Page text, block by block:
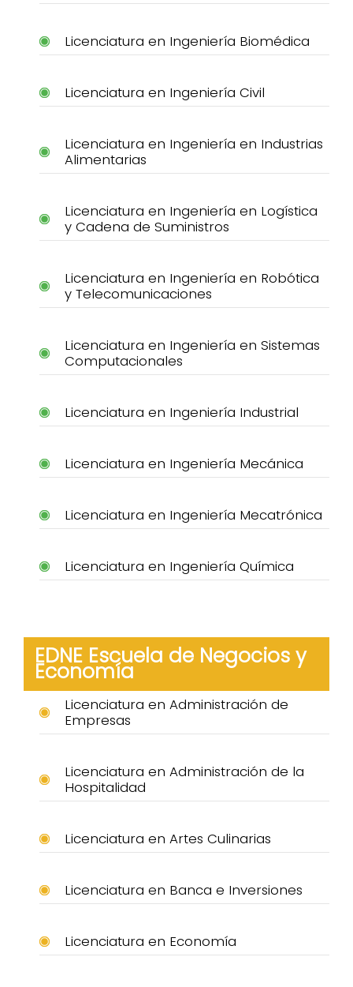
Licenciatura en Ingeniería Biomédica
Licenciatura en Ingeniería Civil
Licenciatura en Ingeniería en Industrias
Alimentarias
Licenciatura en Ingeniería en Logística
y Cadena de Suministros
Licenciatura en Ingeniería en Robótica
y Telecomunicaciones
Licenciatura en Ingeniería en Sistemas
Computacionales
Licenciatura en Ingeniería Industrial
Licenciatura en Ingeniería Mecánica
Licenciatura en Ingeniería Mecatrónica
Licenciatura en Ingeniería Química
EDNE Escuela de Negocios y
Economía
Licenciatura en Administración de
Empresas
Licenciatura en Administración de la
Hospitalidad
Licenciatura en Artes Culinarias
Licenciatura en Banca e Inversiones
Licenciatura en Economía